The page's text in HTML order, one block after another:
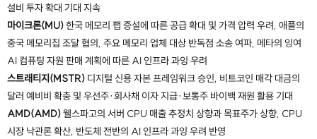
설비 투자 확대 기대 지속
마이크론(MU)한국 메모리 팹 증설에 따른 공급 확대 및 가격 압력 우려, 애플의
중국 메모리칩 조달 협의, 주요 메모리 업체 대상 반독점 소송 여파, 메타의 잉여
AI 컴퓨팅 자원 판매 계획에 따른 AI 인프라 과잉 우려
스트래티지(MSTR) 디지털 신용 자본 프레임워크 승인, 비트코인 매각 대금의
달러 예비비 확충 및 우선주·회사채 이자 지급·보통주 바이백 재원 활용 기대
AMD(AMD)웰스파고의 서버 CPU 매출 추정치 상향과 목표주가 상향, CPU
시장 낙관론 확산, 반도체 전반의 AI 인프라 과잉 우려 반영